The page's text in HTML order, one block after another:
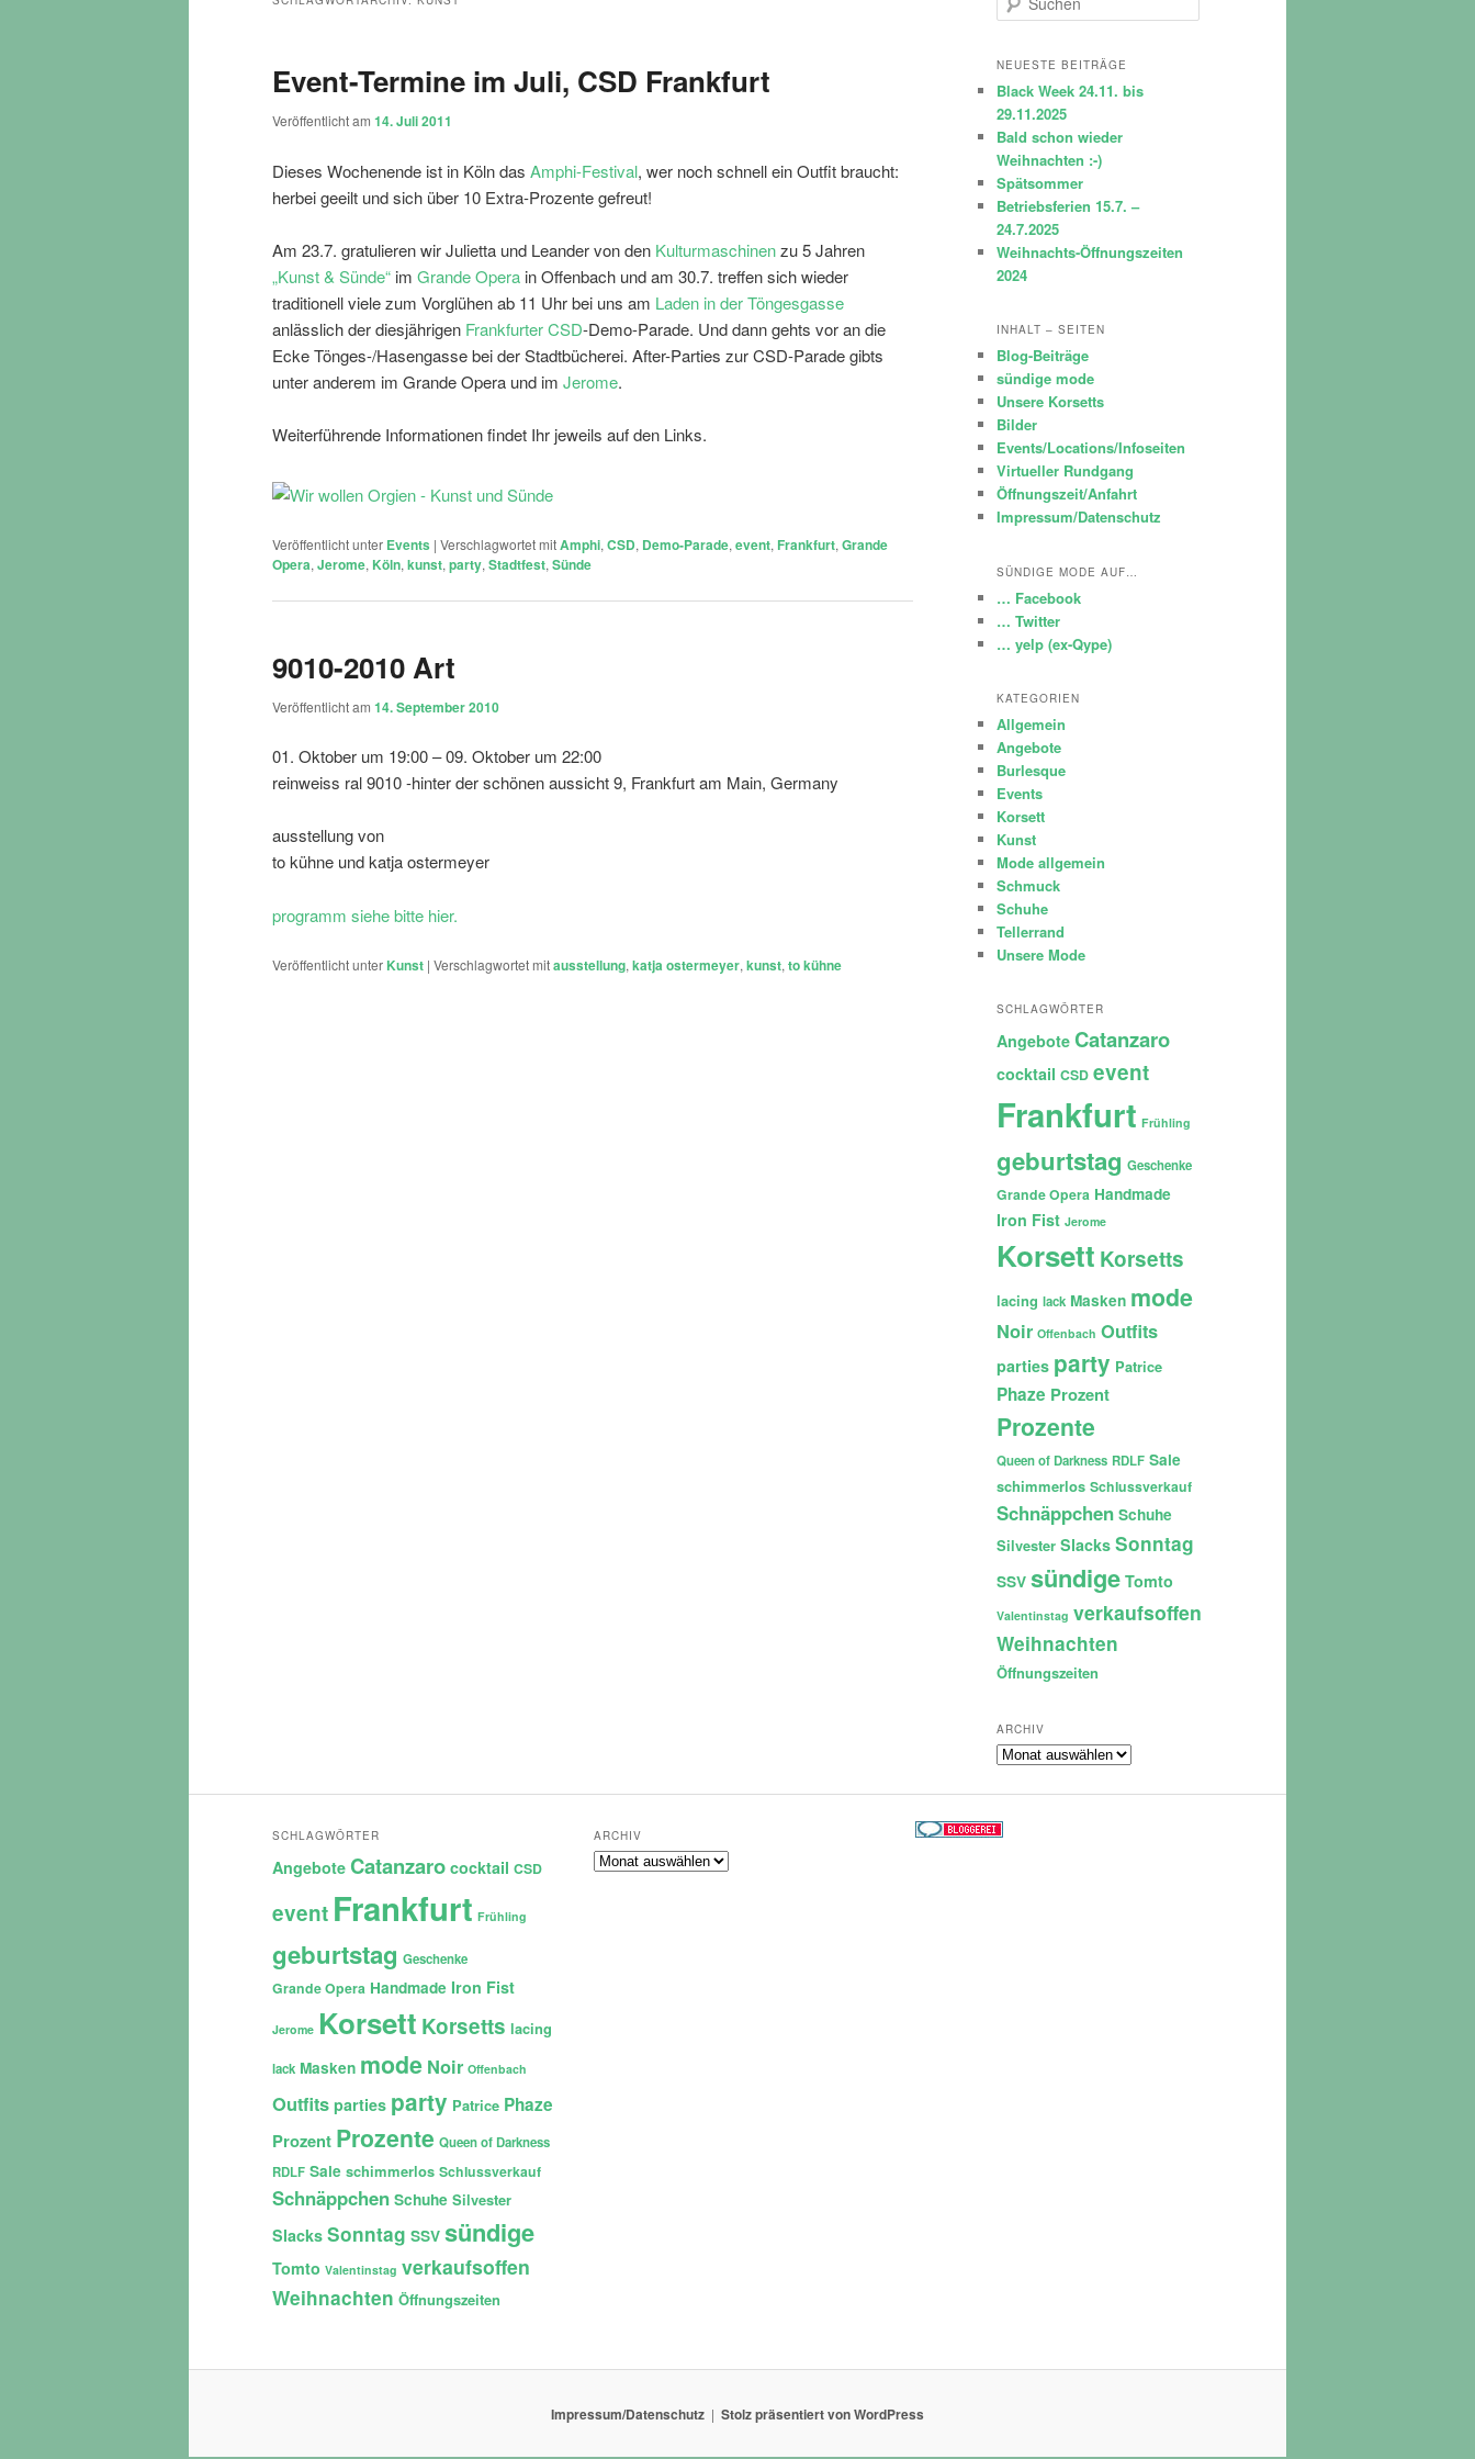
Event-Termine im Juli, CSD Frankfurt
Veröffentlicht am 14. Juli 2011
Dieses Wochenende ist in Köln das Amphi-Festival, wer noch schnell ein Outfit braucht:
herbei geeilt und sich über 10 Extra-Prozente gefreut!
Am 23.7. gratulieren wir Julietta und Leander von den Kulturmaschinenzu 5 Jahren
„Kunst & Sünde“ im Grande Opera in Offenbach und am 30.7. treffen sich wieder
traditionell viele zum Vorglühen ab 11 Uhr bei uns am Laden in der Töngesgasse
anlässlich der diesjährigen Frankfurter CSD-Demo-Parade. Und dann gehts vor an die
Ecke Tönges-/Hasengasse bei der Stadtbücherei. After-Parties zur CSD-Parade gibts
unter anderem im Grande Opera und im Jerome.
Weiterführende Informationen findet Ihr jeweils auf den Links.
Veröffentlicht unter Events | Verschlagwortet mitAmphi, CSD, Demo-Parade, event, Frankfurt, Grande
Opera, Jerome, Köln, kunst, party, Stadtfest, Sünde
9010-2010 Art
Veröffentlicht am 14. September 2010
01. Oktober um 19:00 – 09. Oktober um 22:00
reinweiss ral 9010 -hinter der schönen aussicht 9, Frankfurt am Main, Germany
ausstellung von
to kühne und katja ostermeyer
programm siehe bitte hier.
Veröffentlicht unter Kunst | Verschlagwortet mitausstellung, katja ostermeyer, kunst, to kühne
u
h
n
NEUESTE BEITRÄGE
Black Week 24.11. bis
29.11.2025
Bald schon wieder
Weihnachten :-)
Spätsommer
Betriebsferien 15.7. –
24.7.2025
Weihnachts-Öffnungszeiten
2024
INHALT – SEITEN
Blog-Beiträge
sündige mode
Unsere Korsetts
Bilder
Events/Locations/Infoseiten
Virtueller Rundgang
Öffnungszeit/Anfahrt
Impressum/Datenschutz
SÜNDIGE MODE AUF…
… Facebook
… Twitter
… yelp (ex-Qype)
KATEGORIEN
Allgemein
Angebote
Burlesque
Events
Korsett
Kunst
Mode allgemein
Schmuck
Schuhe
Tellerrand
Unsere Mode
SCHLAGWÖRTER
Angebote Catanzaro
cocktail CSD event
Frankfurt Frühling
geburtstag Geschenke
Grande Opera Handmade
Iron Fist Jerome
Korsett Korsetts
lacing lack Masken mode
Noir Offenbach Outfits
parties party Patrice
Phaze Prozent
Prozente
Queen of Darkness RDLF Sale
schimmerlos Schlussverkauf
Schnäppchen Schuhe
Silvester Slacks Sonntag
SSV sündige Tomto
Valentinstag verkaufsoffen
Weihnachten
Öffnungszeiten
ARCHIV
Archiv
SCHLAGWÖRTER
Angebote Catanzaro cocktail CSD
event Frankfurt Frühling
geburtstag Geschenke
Grande Opera Handmade Iron Fist
Jerome Korsett Korsetts lacing
lack Masken mode Noir Offenbach
Outfits parties party Patrice Phaze
Prozent Prozente Queen of Darkness
RDLF Sale schimmerlos Schlussverkauf
Schnäppchen Schuhe Silvester
Slacks Sonntag SSV sündige
Tomto Valentinstag verkaufsoffen
Weihnachten Öffnungszeiten
ARCHIV
Archiv
Impressum/Datenschutz Stolz präsentiert von WordPress